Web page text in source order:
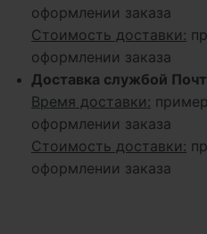
оформлении заказа
Стоимость доставки:
оформлении заказа
Доставка службой
Время доставки:
оформлении заказа
Стоимость доставки:
оформлении заказа